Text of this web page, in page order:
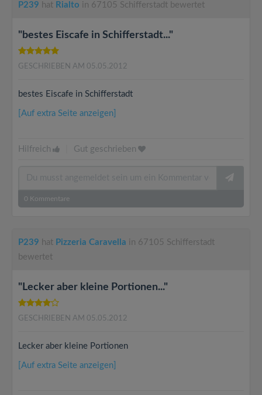
P239 hat Rialto in 67105 Schifferstadt bewertet
"bestes Eiscafe in Schifferstadt..."
GESCHRIEBEN AM 05.05.2012
bestes Eiscafe in Schifferstadt
[Auf extra Seite anzeigen]
Hilfreich Gut geschrieben
0 Kommentare
P239 hat Pizzeria Caravella in 67105 Schifferstadt
bewertet
"Lecker aber kleine Portionen..."
GESCHRIEBEN AM 05.05.2012
Lecker aber kleine Portionen
[Auf extra Seite anzeigen]